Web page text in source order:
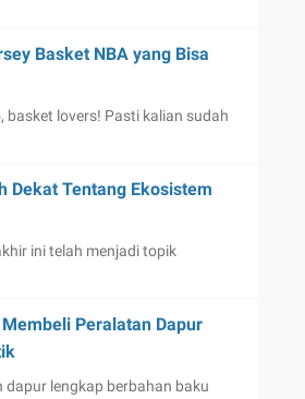
Basket NBA yang Bisa
basket lovers! Pasti kalian sudah
Dekat Tentang Ekosistem
ini telah menjadi topik
Peralatan Dapur
dapur lengkap berbahan baku